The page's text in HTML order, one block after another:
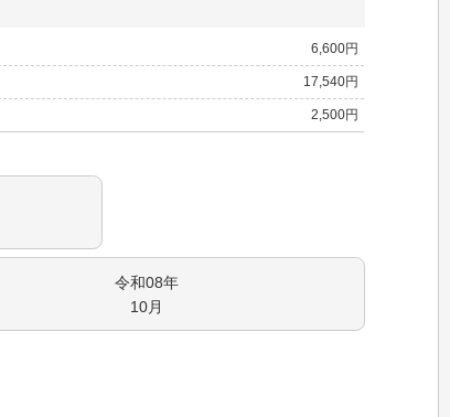
6,600円
17,540円
2,500円
令和08年
10月